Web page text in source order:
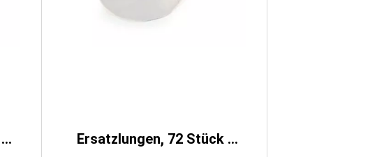
Ersatzlungen, 24 Stück Packung für VET4100 und VET4110 Ersatzlungen, 72 Stück Packung für VET4100 und VET4110